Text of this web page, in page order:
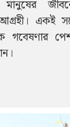
একই
গবেষণার